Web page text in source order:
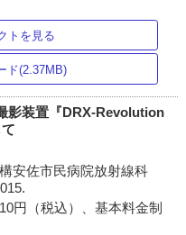
トを見る
ド(2.37MB)
影装置『DRX-Revolution
安佐市民病院放射線科
円（税込）、基本料金制